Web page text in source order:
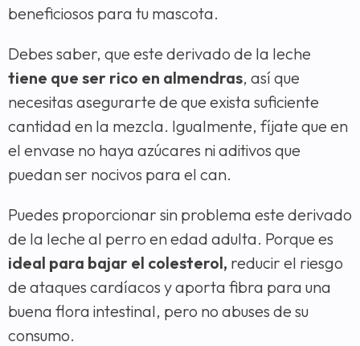
beneficiosos para tu mascota.
Debes saber, que este derivado de la leche
tiene que ser rico en almendras, así que
necesitas asegurarte de que exista suficiente
cantidad en la mezcla. Igualmente, fíjate que en
el envase no haya azúcares ni aditivos que
puedan ser nocivos para el can.
Puedes proporcionar sin problema este derivado
de la leche al perro en edad adulta. Porque es
ideal para bajar el colesterol, reducir el riesgo
de ataques cardíacos y aporta fibra para una
buena flora intestinal, pero no abuses de su
consumo.